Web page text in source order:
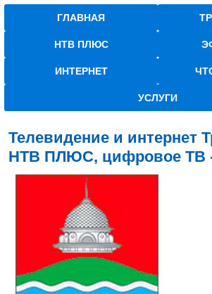
ГЛАВНАЯ
НТВ ПЛЮС
ИНТЕРНЕТ
УСЛУГИ
Телевидение и интернет
НТВ ПЛЮС, цифровое ТВ